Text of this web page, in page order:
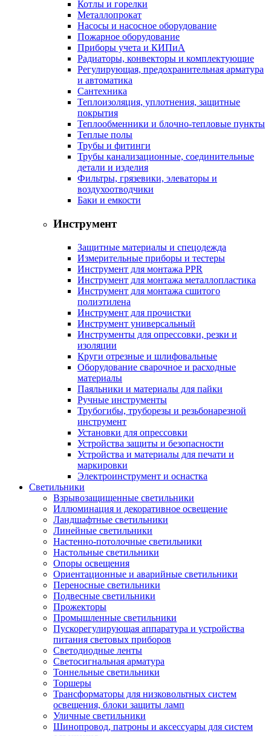
Котлы и горелки
Металлопрокат
Насосы и насосное оборудование
Пожарное оборудование
Приборы учета и КИПиА
Радиаторы, конвекторы и комплектующие
Регулирующая, предохранительная арматура
и автоматика
Сантехника
Теплоизоляция, уплотнения, защитные
покрытия
Теплообменники и блочно-тепловые пункты
Теплые полы
Трубы и фитинги
Трубы канализационные, соединительные
детали и изделия
Фильтры, грязевики, элеваторы и
воздухоотводчики
Баки и емкости
Инструмент
Защитные материалы и спецодежда
Измерительные приборы и тестеры
Инструмент для монтажа PPR
Инструмент для монтажа металлопластика
Инструмент для монтажа сшитого
полиэтилена
Инструмент для прочистки
Инструмент универсальный
Инструменты для опрессовки, резки и
изоляции
Круги отрезные и шлифовальные
Оборудование сварочное и расходные
материалы
Паяльники и материалы для пайки
Ручные инструменты
Трубогибы, труборезы и резьбонарезной
инструмент
Установки для опрессовки
Устройства защиты и безопасности
Устройства и материалы для печати и
маркировки
Электроинструмент и оснастка
Светильники
Взрывозащищенные светильники
Иллюминация и декоративное освещение
Ландшафтные светильники
Линейные светильники
Настенно-потолочные светильники
Настольные светильники
Опоры освещения
Ориентационные и аварийные светильники
Переносные светильники
Подвесные светильники
Прожекторы
Промышленные светильники
Пускорегулирующая аппаратура и устройства
питания световых приборов
Светодиодные ленты
Светосигнальная арматура
Тоннельные светильники
Торшеры
Трансформаторы для низковольтных систем
освещения, блоки защиты ламп
Уличные светильники
Шинопровод, патроны и аксессуары для систем